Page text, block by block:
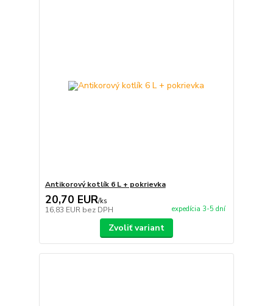
Antikorový kotlík 6 L + pokrievka
20,70 EUR/ks
16,83 EUR bez DPH expedícia 3-5 dní
Zvoliť variant